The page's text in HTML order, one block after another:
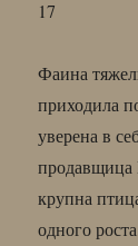
17
Фаина
приходила
уверена в
продавщица
крупна
одного